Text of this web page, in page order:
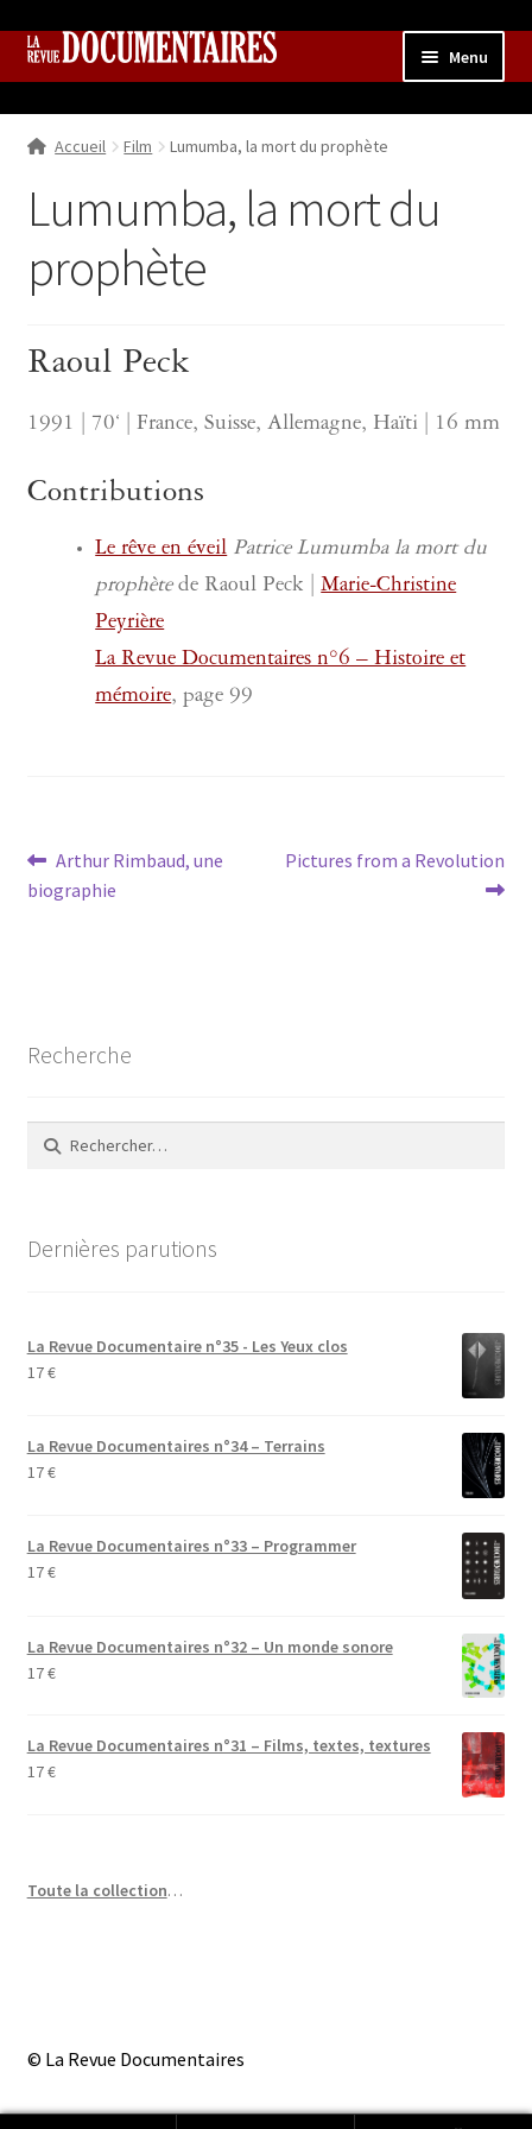
Aller
navigation
Aller
Menu
Qui sommes nous ?
Collection
Contributions
Boutique
Accueil Film Lumumba, la mort du prophète
Lumumba, la mort du
prophète
Raoul Peck
1991 | 70‘ | France, Suisse, Allemagne, Haïti | 16 mm
Contributions
Le rêve en éveil Patrice Lumumba la mort du
prophètede Raoul Peck |Marie-Christine
Peyrière
La Revue Documentaires n°6 – Histoire et
mémoire, page 99
Navigation
de
Article
précédent :
Arthur Rimbaud, une
biographie
Article
Pictures from a Revolution
Recherche
Rechercher :
Dernières parutions
La Revue Documentaire n°35 - Les Yeux clos
17€
La Revue Documentaires n°34 – Terrains
17€
La Revue Documentaires n°33 – Programmer
17€
La Revue Documentaires n°32 – Un monde sonore
17€
La Revue Documentaires n°31 – Films, textes, textures
17€
Toute la collection…
© La Revue Documentaires